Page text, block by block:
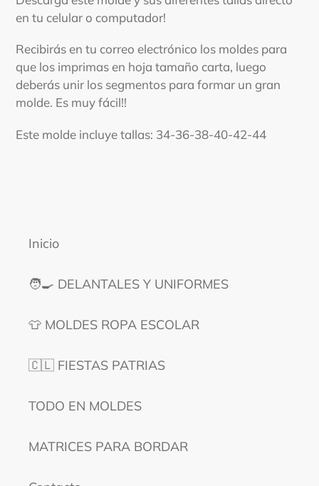
producto
tu
carrito
en tu celular o computador!
Recibirás en tu correo electrónico los moldes para
que los imprimas en hoja tamaño carta, luego
deberás unir los segmentos para formar un gran
molde. Es muy fácil!!
Este molde incluye tallas: 34-36-38-40-42-44
Inicio
🧑‍🍳 DELANTALES Y UNIFORMES
👕 MOLDES ROPA ESCOLAR
🇨🇱 FIESTAS PATRIAS
TODO EN MOLDES
MATRICES PARA BORDAR